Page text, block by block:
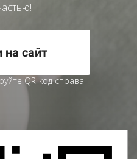
на сайт
QR-код справа